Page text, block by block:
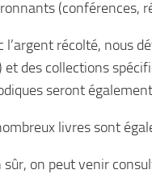
(conférences,
l’argent récolté, nous
et des collections
seront
livres sont
sûr, on peut venir